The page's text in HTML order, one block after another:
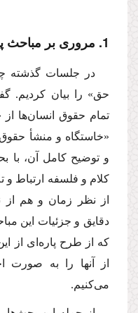
1. مرورى بر مباحث پیشین
در جلسات گذشته
حق» را بیان كردیم.
تمام حقوق انسان‌ها
«خاستگاه و منشأ
و توضیح كامل آن، با
كلام و فلسفه ارتباط و
از نظر زمان و هم از
دقایق و جزئیات این
كه از طرح پاره‌اى از
از آنها را به صورت
مى‌كنیم.